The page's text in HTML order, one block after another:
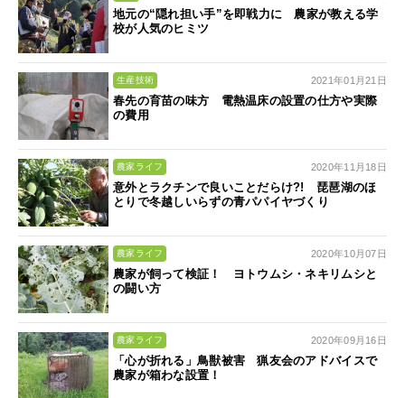
地元の“隠れ担い手”を即戦力に 農家が教える学
校が人気のヒミツ
生産技術 2021年01月21日
春先の育苗の味方 電熱温床の設置の仕方や実際
の費用
農家ライフ 2020年11月18日
意外とラクチンで良いことだらけ?! 琵琶湖のほ
とりで冬越しいらずの青パパイヤづくり
農家ライフ 2020年10月07日
農家が飼って検証！ ヨトウムシ・ネキリムシと
の闘い方
農家ライフ 2020年09月16日
「心が折れる」鳥獣被害 猟友会のアドバイスで
農家が箱わな設置！